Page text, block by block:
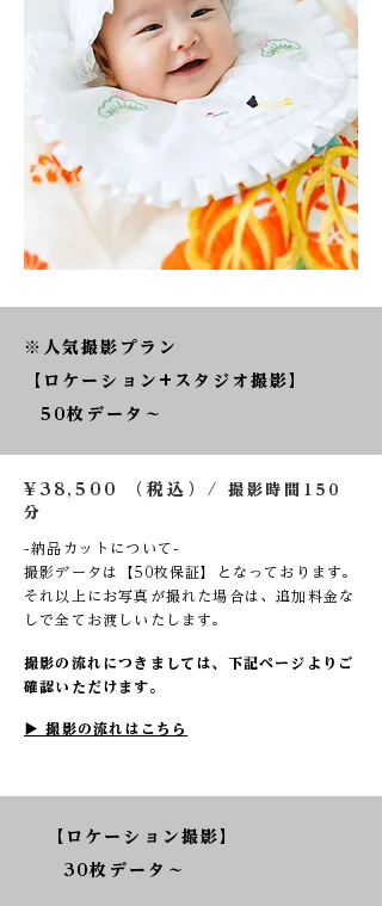
※人気撮影プラン
​【ロケーション+スタジオ撮影】
50枚データ〜
¥38,500 （税込）/撮影時間150
分
-納品カットについて-
撮影データは【50枚保証】となっております。
それ以上にお写真が撮れた場合は、追加料金な
しで全てお渡しいたします。
撮影の流れにつきましては、下記ページよりご
確認いただけます。
▶︎ 撮影の流れはこちら
​【ロケーション撮影】
30枚データ〜